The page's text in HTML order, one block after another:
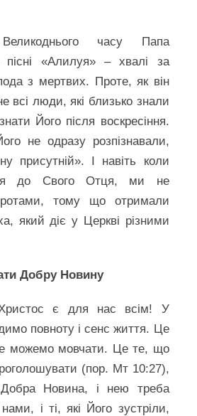
часу Папа
пісні «Алилуя» – хвалі за
з мертвих. Проте, як він
всі люди, які близько знали
Його після воскресіння.
не одразу розпізнавали,
присутній». І навіть коли
до Свого Отця, ми не
тому що отримали
який діє у Церкві різними
Добру Новину
Христос є для нас всім! У
повноту і сенс життя. Це
можемо мовчати. Це те, що
(пор. Мт 10:27),
Новина, і нею треба
і ті, які Його зустріли,